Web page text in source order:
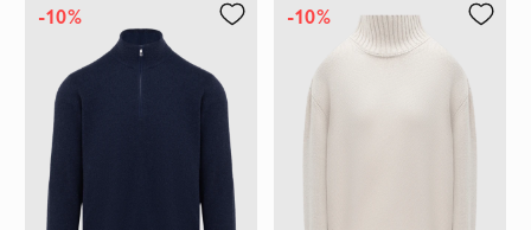
-10% -10%